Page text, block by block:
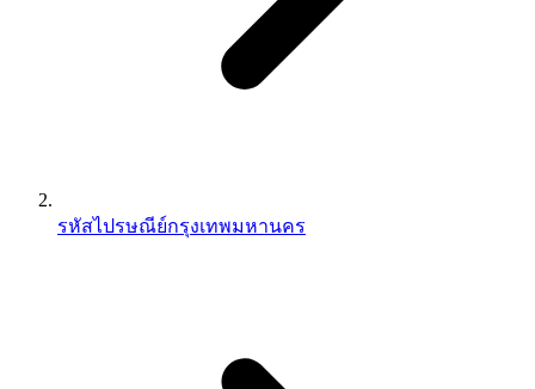
รหัสไปรษณีย์กรุงเทพมหานคร